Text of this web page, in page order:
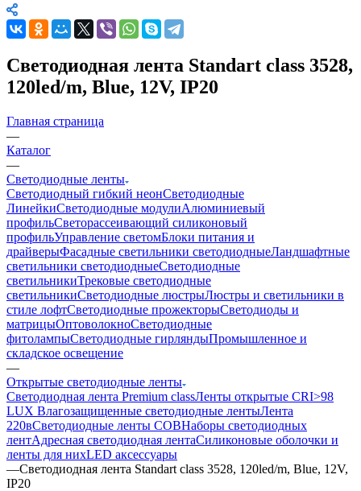
Светодиодная лента Standart class 3528,
120led/m, Blue, 12V, IP20
Главная страница
—
Каталог
—
Светодиодные ленты
Светодиодный гибкий неонСветодиодные
ЛинейкиСветодиодные модулиАлюминиевый
профильСветорассеивающий силиконовый
профильУправление светомБлоки питания и
драйверыФасадные светильники светодиодныеЛандшафтные
светильники светодиодныеСветодиодные
светильникиТрековые светодиодные
светильникиСветодиодные люстрыЛюстры и светильники в
стиле лофтСветодиодные прожекторыСветодиоды и
матрицыОптоволокноСветодиодные
фитолампыСветодиодные гирляндыПромышленное и
складское освещение
—
Открытые светодиодные ленты
Светодиодная лента Premium classЛенты открытые CRI>98
LUX Влагозащищенные светодиодные лентыЛента
220вСветодиодные ленты COBНаборы светодиодных
лентАдресная светодиодная лентаСиликоновые оболочки и
ленты для нихLED аксессуары
—Светодиодная лента Standart class 3528, 120led/m, Blue, 12V,
IP20